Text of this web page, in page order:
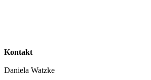
Kontakt
Daniela Watzke